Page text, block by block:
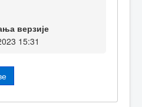
верзије
15:31